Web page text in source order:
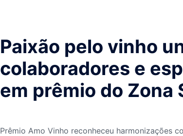
Paixão pelo vinho
colaboradores e
em prêmio do Zona
Prêmio Amo Vinho reconheceu harmonizações